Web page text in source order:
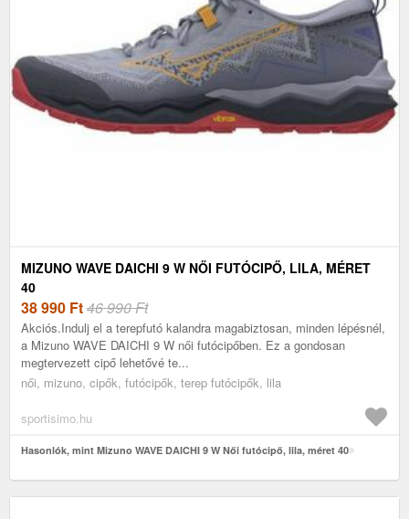
MIZUNO WAVE DAICHI 9 W NŐI FUTÓCIPŐ, LILA, MÉRET
40
38 990 Ft46 990 Ft
Akciós.Indulj el a terepfutó kalandra magabiztosan, minden lépésnél,
a Mizuno WAVE DAICHI 9 W női futócipőben. Ez a gondosan
megtervezett cipő lehetővé te...
női, mizuno, cipők, futócipők, terep futócipők, lila
sportisimo.hu
Hasonlók, mint Mizuno WAVE DAICHI 9 W Női futócipő, lila, méret 40